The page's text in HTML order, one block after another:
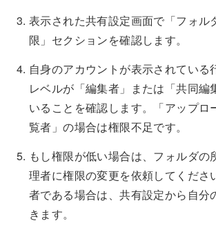
表示された共有設定画面で「フォル
限」セクションを確認します。
自身のアカウントが表示されている
レベルが「編集者」または「共同編
いることを確認します。「アップロ
覧者」の場合は権限不足です。
もし権限が低い場合は、フォルダの
理者に権限の変更を依頼してくださ
者である場合は、共有設定から自分
きます。